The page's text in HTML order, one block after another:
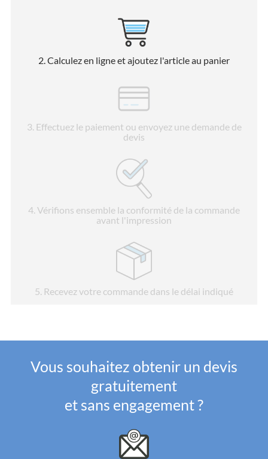
2. Calculez en ligne et ajoutez l'article au panier
3. Effectuez le paiement ou envoyez une demande de
devis
4. Vérifions ensemble la conformité de la commande
avant l'impression
5. Recevez votre commande dans le délai indiqué
Vous souhaitez obtenir un devis
gratuitement
et sans engagement ?